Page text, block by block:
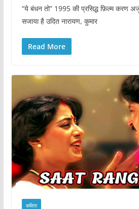
“ये बंधन तो” 1995 की प्रसिद्ध फ़िल्म करण
सजाया है उदित नारायण, कुमार
Read More
कविता